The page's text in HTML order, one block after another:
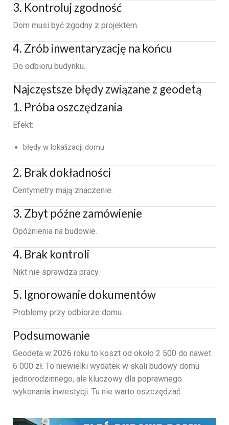
3. Kontroluj zgodność
Dom musi być zgodny z projektem.
4. Zrób inwentaryzację na końcu
Do odbioru budynku.
Najczęstsze błędy związane z geodetą
1. Próba oszczędzania
Efekt:
błędy w lokalizacji domu
2. Brak dokładności
Centymetry mają znaczenie.
3. Zbyt późne zamówienie
Opóźnienia na budowie.
4. Brak kontroli
Nikt nie sprawdza pracy.
5. Ignorowanie dokumentów
Problemy przy odbiorze domu.
Podsumowanie
Geodeta w 2026 roku to koszt od około 2 500 do nawet
6 000 zł. To niewielki wydatek w skali budowy domu
jednorodzinnego, ale kluczowy dla poprawnego
wykonania inwestycji. Tu nie warto oszczędzać.